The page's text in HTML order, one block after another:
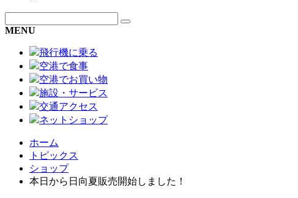
MENU
飛行機に乗る
空港で食事
空港でお買い物
施設・サービス
交通アクセス
ネットショップ
ホーム
トピックス
ショップ
本日から日向夏販売開始しました！